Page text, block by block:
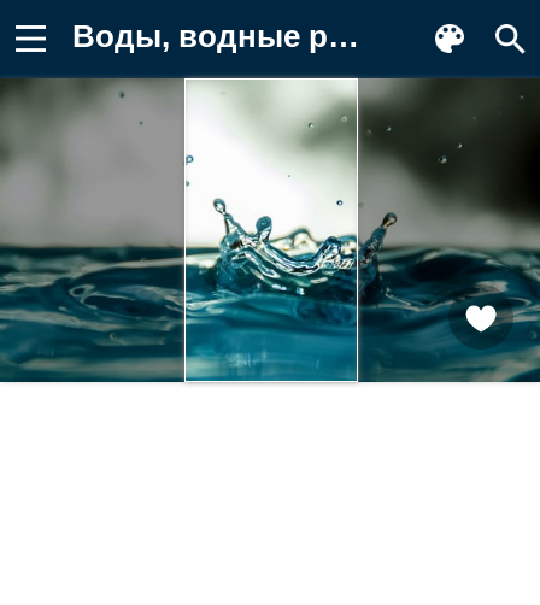
Воды, водные ресурсы, озеро, Крупным Фон для телефона